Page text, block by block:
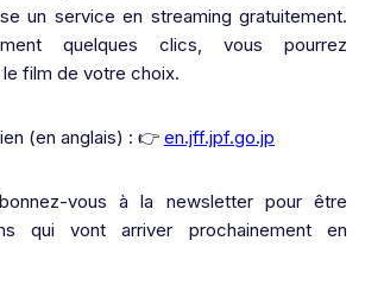
un service en streaming gratuitement.
quelques clics, vous pourrez
film de votre choix.
(en anglais) : 👉 en.jff.jpf.go.jp
vous à la newsletter pour être
qui vont arriver prochainement en